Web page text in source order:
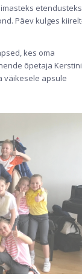
etendusteks
Päev kulges
kes oma
õpetaja
väikesele apsule